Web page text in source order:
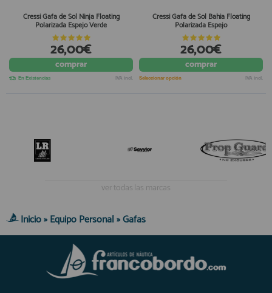
Cressi Gafa de Sol Ninja Floating
Polarizada Espejo Verde
26,00€
comprar
En Existencias IVA incl.
Cressi Gafa de Sol Bahia Floating
Polarizada Espejo
26,00€
comprar
Seleccionar opción IVA incl.
ver todas las marcas
Inicio»Equipo Personal»Gafas